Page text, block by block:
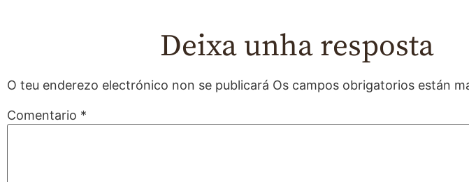
Deixa unha resposta
O teu enderezo electrónico non se publicará Os campos obrigatorios están
Comentario *